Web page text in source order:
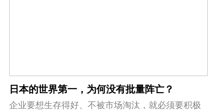
日本的世界第一，为何没有批量阵亡？
企业要想生存得好、不被市场淘汰，就必须要积极